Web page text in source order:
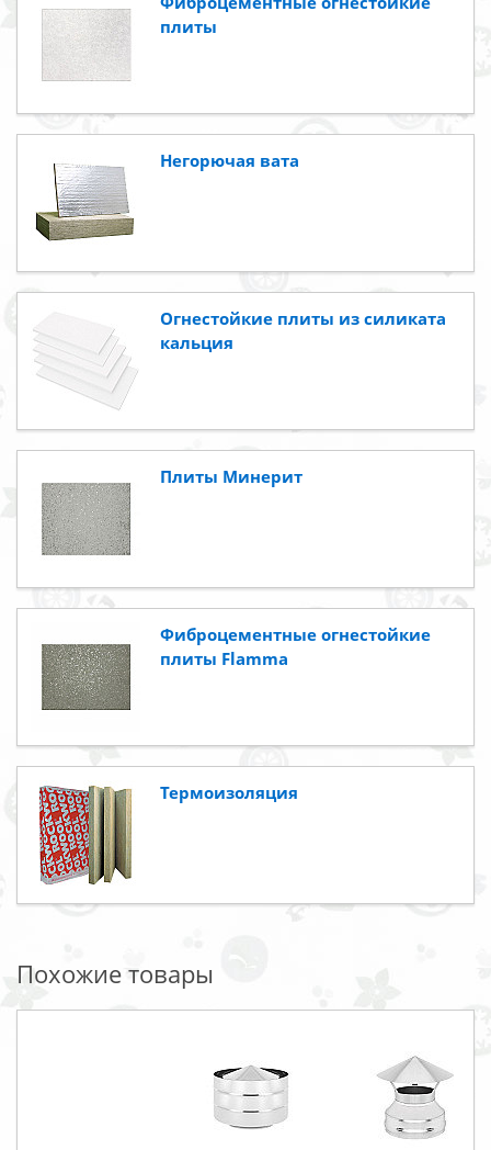
плиты
Негорючая вата
Огнестойкие плиты из силиката
кальция
Плиты Минерит
Фиброцементные огнестойкие
плиты Flamma
Термоизоляция
Похожие товары